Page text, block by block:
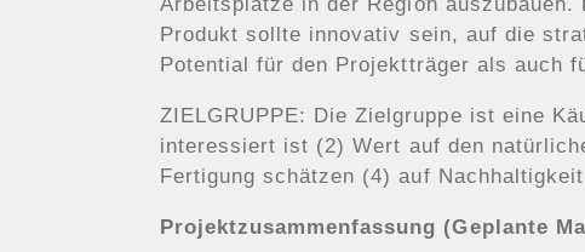
Arbeitsplätze in der Region
Produkt sollte innovativ sein, auf die
Potential für den Projektträger als auch
ZIELGRUPPE: Die Zielgruppe ist eine
interessiert ist (2) Wert auf den
Fertigung schätzen (4) auf
Projektzusammenfassung (Geplante